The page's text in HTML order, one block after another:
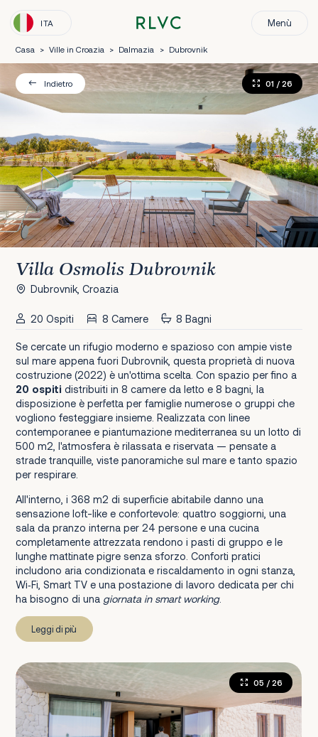
ITA Menù
Casa > Ville in Croazia > Dalmazia > Dubrovnik
Indietro 01 / 26
Villa Osmolis Dubrovnik
Dubrovnik, Croazia
20 Ospiti 8 Camere 8 Bagni
Se cercate un rifugio moderno e spazioso con ampie viste
sul mare appena fuori Dubrovnik, questa proprietà di nuova
costruzione (2022) è un'ottima scelta. Con spazio per fino a
20 ospiti distribuiti in 8 camere da letto e 8 bagni, la
disposizione è perfetta per famiglie numerose o gruppi che
vogliono festeggiare insieme. Realizzata con linee
contemporanee e piantumazione mediterranea su un lotto di
500 m2, l'atmosfera è rilassata e riservata — pensate a
strade tranquille, viste panoramiche sul mare e tanto spazio
per respirare.
All'interno, i 368 m2 di superficie abitabile danno una
sensazione loft-like e confortevole: quattro soggiorni, una
sala da pranzo interna per 24 persone e una cucina
completamente attrezzata rendono i pasti di gruppo e le
lunghe mattinate pigre senza sforzo. Conforti pratici
includono aria condizionata e riscaldamento in ogni stanza,
Wi‑Fi, Smart TV e una postazione di lavoro dedicata per chi
ha bisogno di una giornata in smart working.
Leggi di più
05 / 26